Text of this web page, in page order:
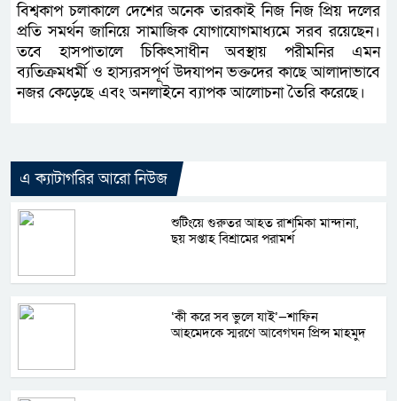
বিশ্বকাপ চলাকালে দেশের অনেক তারকাই নিজ নিজ প্রিয় দলের
প্রতি সমর্থন জানিয়ে সামাজিক যোগাযোগমাধ্যমে সরব রয়েছেন।
তবে হাসপাতালে চিকিৎসাধীন অবস্থায় পরীমনির এমন
ব্যতিক্রমধর্মী ও হাস্যরসপূর্ণ উদযাপন ভক্তদের কাছে আলাদাভাবে
নজর কেড়েছে এবং অনলাইনে ব্যাপক আলোচনা তৈরি করেছে।
এ ক্যাটাগরির আরো নিউজ
শুটিংয়ে গুরুতর আহত রাশমিকা মান্দানা,
ছয় সপ্তাহ বিশ্রামের পরামর্শ
‘কী করে সব ভুলে যাই’—শাফিন
আহমেদকে স্মরণে আবেগঘন প্রিন্স মাহমুদ